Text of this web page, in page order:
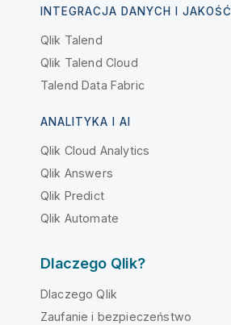
INTEGRACJA DANYCH I JAKOŚĆ
Qlik Talend
Qlik Talend Cloud
Talend Data Fabric
ANALITYKA I AI
Qlik Cloud Analytics
Qlik Answers
Qlik Predict
Qlik Automate
Dlaczego Qlik?
Dlaczego Qlik
Zaufanie i bezpieczeństwo